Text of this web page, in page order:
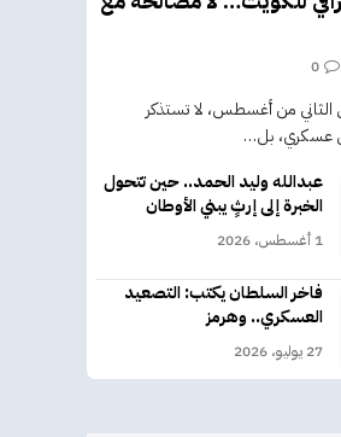
0
الثاني من أغسطس، لا تستذكر
عسكري، بل…
عبدالله وليد الحمد.. حين تتحول
الخبرة إلى إرثٍ يبني الأوطان
1 أغسطس، 2026
فاخر السلطان يكتب: التصعيد
العسكري.. وهرمز
27 يوليو، 2026